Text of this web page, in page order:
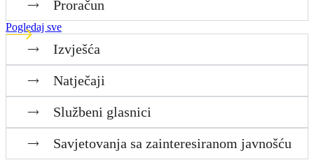
Proračun
Pogledaj sve
Izvješća
Natječaji
Službeni glasnici
Savjetovanja sa zainteresiranom javnošću